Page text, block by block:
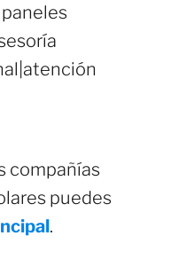
compañías
puedes
.